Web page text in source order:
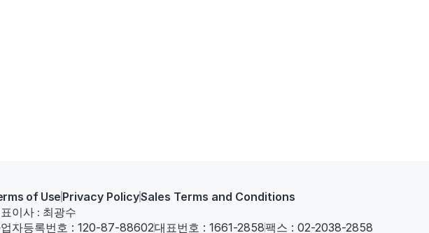
of Use Privacy PolicySales Terms and Conditions
이사 : 최광수
자등록번호 : 120-87-88602대표번호 : 1661-2858팩스 : 02-2038-2858